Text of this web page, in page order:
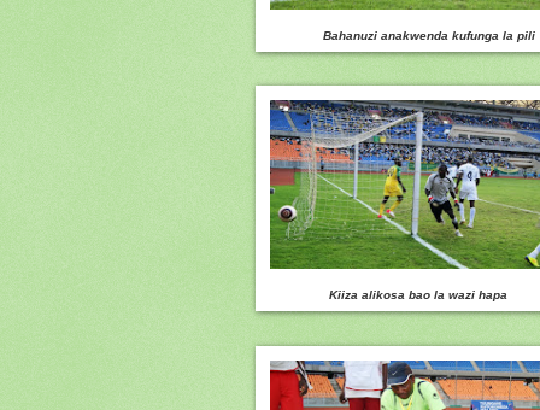
Bahanuzi anakwenda kufunga la pili
Kiiza alikosa bao la wazi hapa